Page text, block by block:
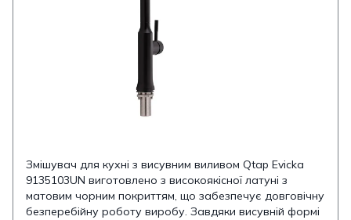
Змішувач для кухні з висувним виливом Qtap Evicka
9135103UN виготовлено з високоякісної латуні з
матовим чорним покриттям, що забезпечує довговічну
безперебійну роботу виробу. Завдяки висувній формі